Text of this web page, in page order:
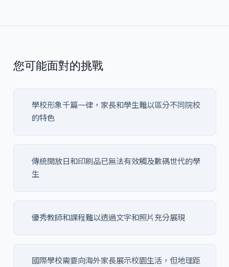
您可能面對的挑戰
學校形象千篇一律，家長和學生難以區分不同院校
的特色
傳統開放日和印刷品已無法有效觸及數碼世代的學
生
優秀教師和課程難以透過文字和照片充分展現
國際學校需要向海外家長展示校園生活，但地理距